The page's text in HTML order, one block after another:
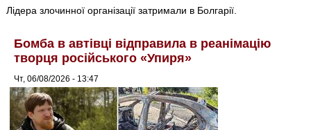
Лідера злочинної організації затримали в Болгарії.
Бомба в автівці відправила в реанімацію
творця російського «Упиря»
Чт, 06/08/2026 - 13:47